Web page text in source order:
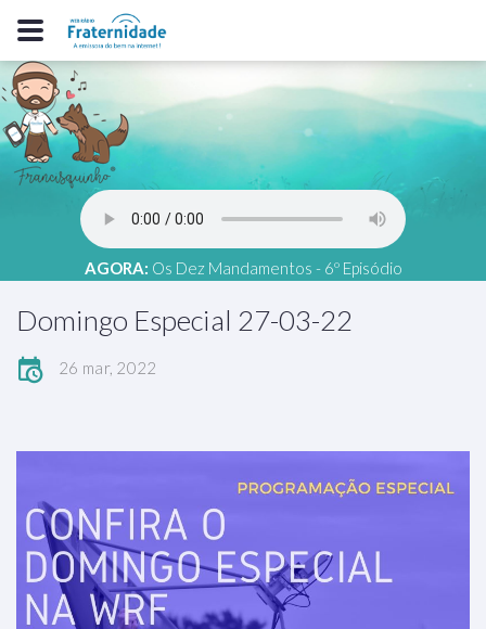
AGORA: Os Dez Mandamentos - 6º Episódio
Domingo Especial 27-03-22
26 mar, 2022